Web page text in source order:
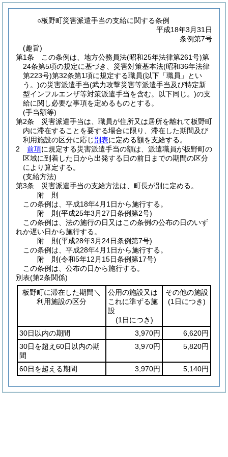
○板野町災害派遣手当の支給に関する条例
平成18年3月31日
条例第7号
(趣旨)
第1条
この条例は、地方公務員法(昭和25年法律第261号)第
24条第5項の規定に基づき、災害対策基本法(昭和36年法律
第223号)第32条第1項に規定する職員(以下「職員」とい
う。)の災害派遣手当(武力攻撃災害等派遣手当及び特定新
型インフルエンザ等対策派遣手当を含む。以下同じ。)の支
給に関し必要な事項を定めるものとする。
(手当額等)
第2条
災害派遣手当は、職員が住所又は居所を離れて板野町
内に滞在することを要する場合に限り、滞在した期間及び
利用施設の区分に応じ別表に定める額を支給する。
2
前項に規定する災害派遣手当の額は、派遣職員が板野町の
区域に到着した日から出発する日の前日までの期間の区分
により算定する。
(支給方法)
第3条
災害派遣手当の支給方法は、町長が別に定める。
附 則
この条例は、平成18年4月1日から施行する。
附 則(平成25年3月27日条例第2号)
この条例は、法の施行の日又はこの条例の公布の日のいず
れか遅い日から施行する。
附 則(平成28年3月24日条例第7号)
この条例は、平成28年4月1日から施行する。
附 則(令和5年12月15日条例第17号)
この条例は、公布の日から施行する。
別表(第2条関係)
板野町に滞在した期間＼
利用施設の区分
公用の施設又は
これに準ずる施
設
(1日につき)
その他の施設
(1日につき)
30日以内の期間 3,970円
6,620円
30日を超え60日以内の期
間
3,970円 5,820円
60日を超える期間 3,970円 5,140円